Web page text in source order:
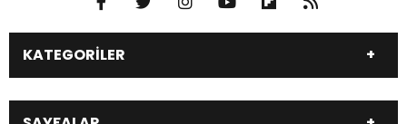
KATEGORİLER
DÜNYA
SİYASET